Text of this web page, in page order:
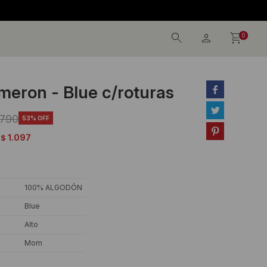
0
- Blue c/roturas
53
$ 1.097
100% ALGODÓN
Blue
Alto
Mom


